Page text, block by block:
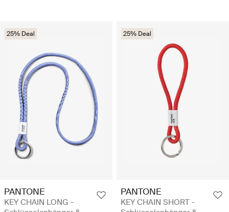
25% Deal
PANTONE
KEY CHAIN LONG -
25% Deal
PANTONE
KEY CHAIN SHORT -